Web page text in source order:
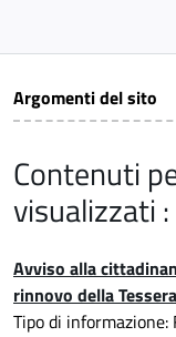
Argomenti del sito
Contenuti
visualizzati
Avviso alla
rinnovo della
Tipo di informazione: